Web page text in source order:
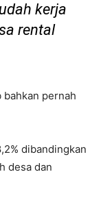
kerja
rental
pernah
dibandingkan
desa dan